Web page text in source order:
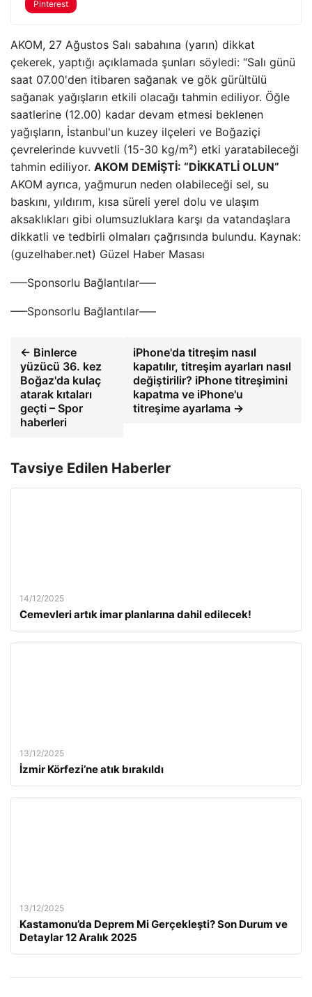
Pinterest
AKOM, 27 Ağustos Salı sabahına (yarın) dikkat
çekerek, yaptığı açıklamada şunları söyledi: “Salı günü
saat 07.00'den itibaren sağanak ve gök gürültülü
sağanak yağışların etkili olacağı tahmin ediliyor. Öğle
saatlerine (12.00) kadar devam etmesi beklenen
yağışların, İstanbul'un kuzey ilçeleri ve Boğaziçi
çevrelerinde kuvvetli (15-30 kg/m²) etki yaratabileceği
tahmin ediliyor. AKOM DEMİŞTİ: “DİKKATLİ OLUN”
AKOM ayrıca, yağmurun neden olabileceği sel, su
baskını, yıldırım, kısa süreli yerel dolu ve ulaşım
aksaklıkları gibi olumsuzluklara karşı da vatandaşlara
dikkatli ve tedbirli olmaları çağrısında bulundu. Kaynak:
(guzelhaber.net) Güzel Haber Masası
—–Sponsorlu Bağlantılar—–
—–Sponsorlu Bağlantılar—–
← Binlerce
yüzücü 36. kez
Boğaz'da kulaç
atarak kıtaları
geçti – Spor
haberleri
iPhone'da titreşim nasıl
kapatılır, titreşim ayarları nasıl
değiştirilir? iPhone titreşimini
kapatma ve iPhone'u
titreşime ayarlama →
Tavsiye Edilen Haberler
14/12/2025
Cemevleri artık imar planlarına dahil edilecek!
13/12/2025
İzmir Körfezi’ne atık bırakıldı
13/12/2025
Kastamonu’da Deprem Mi Gerçekleşti? Son Durum ve
Detaylar 12 Aralık 2025